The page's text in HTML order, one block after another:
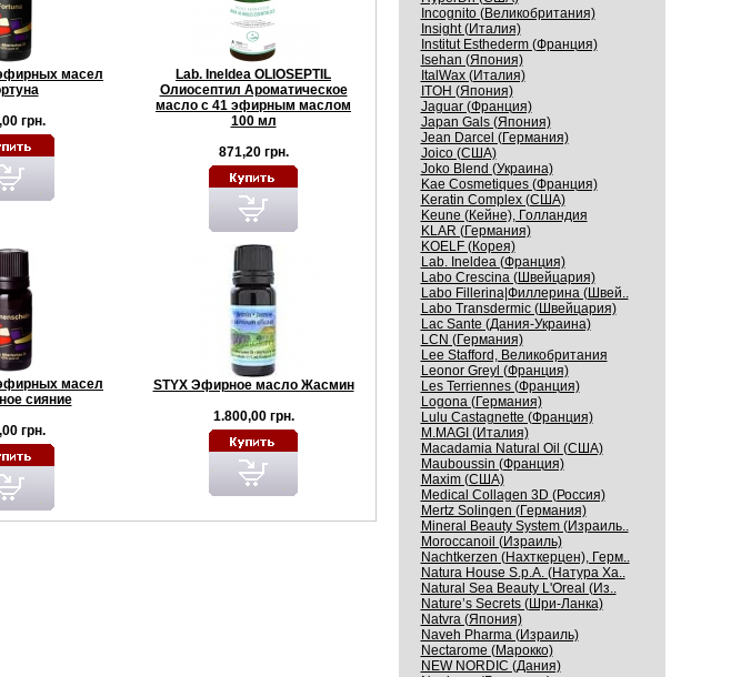
масел
грн.
Lab. Ineldea OLIOSEPTIL
Олиосептил Ароматическое
масло с 41 эфирным маслом
100 мл
871,20 грн.
масел
сияние
грн.
STYX Эфирное масло Жасмин
1.800,00 грн.
Incognito (Великобритания)
Insight (Италия)
Institut Esthederm (Франция)
Isehan (Япония)
ItalWax (Италия)
ITOH (Япония)
Jaguar (Франция)
Japan Gals (Япония)
Jean Darcel (Германия)
Joico (США)
Joko Blend (Украина)
Kaе Cosmеtiques (Франция)
Keratin Complex (США)
Keune (Кейне), Голландия
KLAR (Германия)
KOELF (Корея)
Lab. Ineldea (Франция)
Labo Crescina (Швейцария)
Labo Fillerina|Филлерина (Швей..
Labo Transdermic (Швейцария)
Lac Sante (Дания-Украина)
LCN (Германия)
Lee Stafford, Великобритания
Leonor Greyl (Франция)
Les Terriennes (Франция)
Logona (Германия)
Lulu Castagnette (Франция)
M.MAGI (Италия)
Macadamia Natural Oil (США)
Mauboussin (Франция)
Maxim (США)
Medical Collagen 3D (Россия)
Mertz Solingen (Германия)
Mineral Beauty System (Израиль..
Moroccanoil (Израиль)
Nachtkerzen (Нахткерцен), Герм..
Natura House S.p.A. (Натура Ха..
Natural Sea Beauty L'Oreal (Из..
Nature’s Secrets (Шри-Ланка)
Natvra (Япония)
Naveh Pharma (Израиль)
Nectarome (Марокко)
NEW NORDIC (Дания)